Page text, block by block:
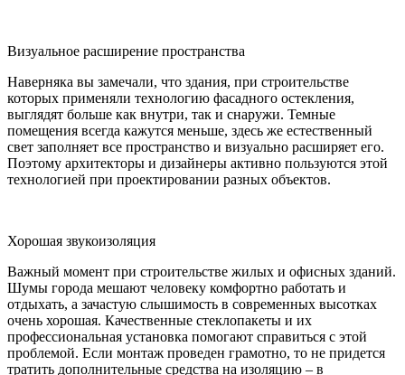
Визуальное расширение пространства
Наверняка вы замечали, что здания, при строительстве
которых применяли технологию фасадного остекления,
выглядят больше как внутри, так и снаружи. Темные
помещения всегда кажутся меньше, здесь же естественный
свет заполняет все пространство и визуально расширяет его.
Поэтому архитекторы и дизайнеры активно пользуются этой
технологией при проектировании разных объектов.
Хорошая звукоизоляция
Важный момент при строительстве жилых и офисных зданий.
Шумы города мешают человеку комфортно работать и
отдыхать, а зачастую слышимость в современных высотках
очень хорошая. Качественные стеклопакеты и их
профессиональная установка помогают справиться с этой
проблемой. Если монтаж проведен грамотно, то не придется
тратить дополнительные средства на изоляцию – в